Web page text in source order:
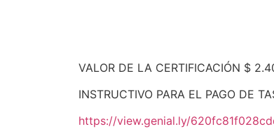
VALOR DE LA CERTIFICACIÓN $
INSTRUCTIVO PARA EL PAGO DE
https://view.genial.ly/